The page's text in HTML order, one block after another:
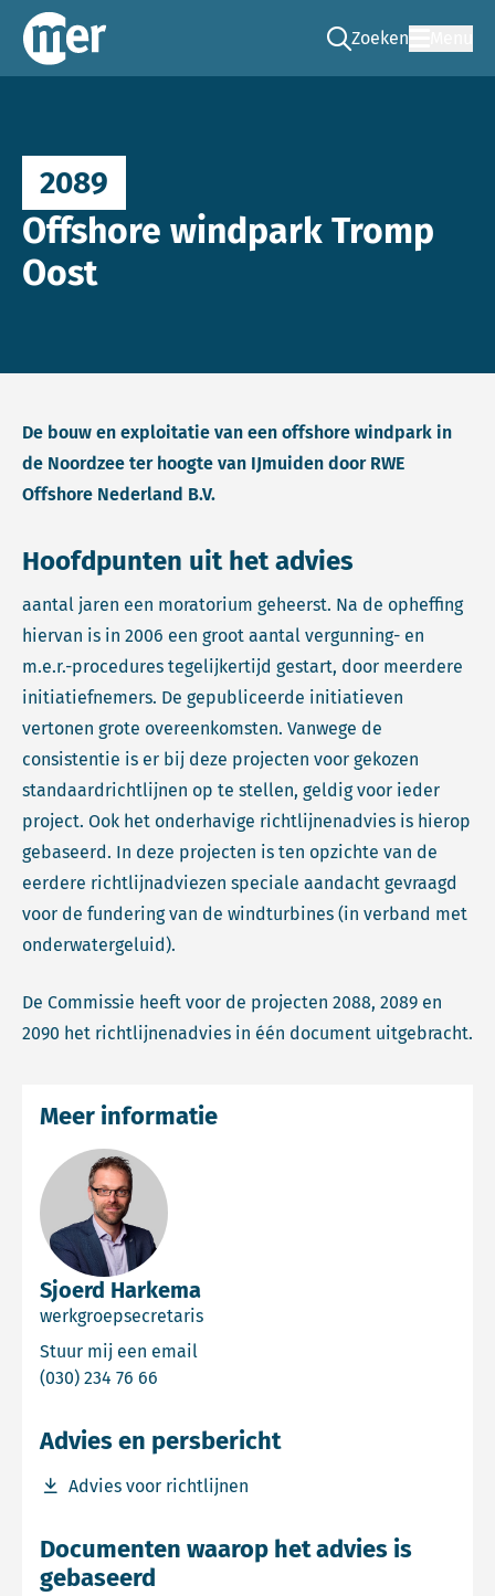
Commissie mer
Zoeken
Ga naar de zoek
2089
Offshore windpark Tromp
Oost
De bouw en exploitatie van een offshore windpark in
de Noordzee ter hoogte van IJmuiden door RWE
Offshore Nederland B.V.
Hoofdpunten uit het advies
aantal jaren een moratorium geheerst. Na de opheffing
hiervan is in 2006 een groot aantal vergunning- en
m.e.r.-procedures tegelijkertijd gestart, door meerdere
initiatiefnemers. De gepubliceerde initiatieven
vertonen grote overeenkomsten. Vanwege de
consistentie is er bij deze projecten voor gekozen
standaardrichtlijnen op te stellen, geldig voor ieder
project. Ook het onderhavige richtlijnenadvies is hierop
gebaseerd. In deze projecten is ten opzichte van de
eerdere richtlijnadviezen speciale aandacht gevraagd
voor de fundering van de windturbines (in verband met
onderwatergeluid).
De Commissie heeft voor de projecten 2088, 2089 en
2090 het richtlijnenadvies in één document uitgebracht.
Sjoerd Harkema
werkgroepsecretaris
Stuur mij een email
(030) 234 76 66
Meer informatie
Advies en persbericht
Advies voor richtlijnen
Download bestand Advies voor richtlijnen
Documenten waarop het advies is
gebaseerd